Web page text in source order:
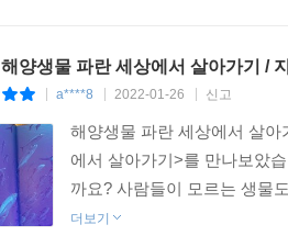
해양생물 파란 세상에서 살아가기 /
a****8 2022-01-26 신고
해양생물 파란 세상에서 살
에서 살아가기>를 만나보았
까요? 사람들이 모르는 생물
더보기